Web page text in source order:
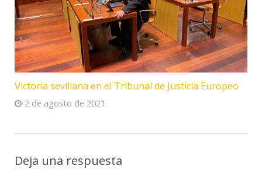
Victoria sevillana en el Tribunal de Justicia Europeo
2 de agosto de 2021
Deja una respuesta